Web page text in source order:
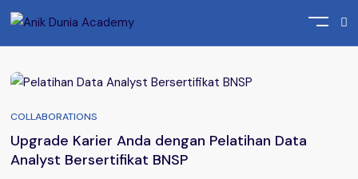
Home Posts tagged "Sertifikasi Data Analyst BNSP"
COLLABORATIONS
Upgrade Karier Anda dengan Pelatihan Data
Analyst Bersertifikat BNSP